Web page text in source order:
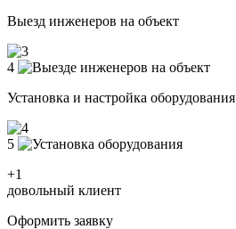
Выезд инженеров на объект
4
Установка и настройка оборудования
5
+1
довольный клиент
Оформить заявку